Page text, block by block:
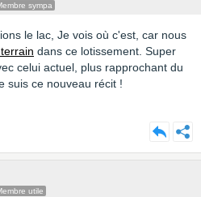
sympa
le lac, Je vois où c'est, car nous
dans ce lotissement. Super
celui actuel, plus rapprochant du
suis ce nouveau récit !
utile